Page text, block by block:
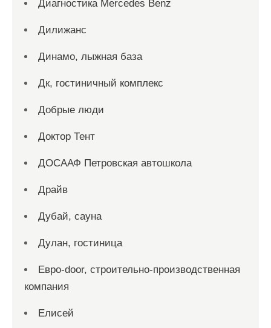
Диагностика Mercedes Benz
Дилижанс
Динамо, лыжная база
Дк, гостиничный комплекс
Добрые люди
Доктор Тент
ДОСААФ Петровская автошкола
Драйв
Дубай, сауна
Дулан, гостиница
Евро-door, строительно-производственная
компания
Елисей